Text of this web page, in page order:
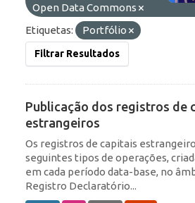
Open Data Commons
Etiquetas:
Portfólio
Filtrar Resultados
Publicação dos registros de
estrangeiros
Os registros de capitais
seguintes tipos de operações,
em cada período data-base, no
Registro Declaratório...